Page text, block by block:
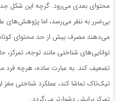
محتوای بعدی می‌رود. گرچه این شکل
بی‌ضرر به نظر می‌رسد، اما پژوهش‌های
می‌دهند مصرف بیش از حد محتوای کوتاه
توانایی‌های شناختی مانند توجه، تمرکز،
تضعیف کند. به عبارت ساده، هرچه فرد
تیک‌تاک تماشا کند، عملکرد شناختی مغز